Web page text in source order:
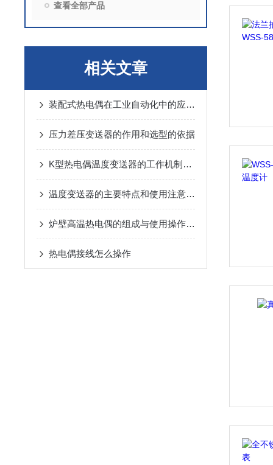
查看全部产品
相关文章
装配式热电偶在工业自动化中的应用及其效益分析
压力差压变送器的作用和选型的依据
K型热电偶温度变送器的工作机制与性能特点
温度变送器的主要特点和使用注意事项
炉壁高温热电偶的组成与使用操作说明
热电偶接线怎么操作